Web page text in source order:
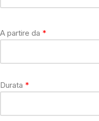
A partire da
Durata